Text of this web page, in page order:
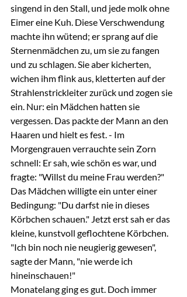
singend in den Stall, und jede molk ohne
Eimer eine Kuh. Diese Verschwendung
machte ihn wütend; er sprang auf die
Sternenmädchen zu, um sie zu fangen
und zu schlagen. Sie aber kicherten,
wichen ihm flink aus, kletterten auf der
Strahlenstrickleiter zurück und zogen sie
ein. Nur: ein Mädchen hatten sie
vergessen. Das packte der Mann an den
Haaren und hielt es fest. - Im
Morgengrauen verrauchte sein Zorn
schnell: Er sah, wie schön es war, und
fragte: "Willst du meine Frau werden?"
Das Mädchen willigte ein unter einer
Bedingung: "Du darfst nie in dieses
Körbchen schauen." Jetzt erst sah er das
kleine, kunstvoll geflochtene Körbchen.
"Ich bin noch nie neugierig gewesen",
sagte der Mann, "nie werde ich
hineinschauen!"
Monatelang ging es gut. Doch immer